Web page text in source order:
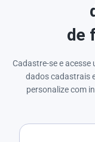
de
Cadastre-se e
dados cadastrais
personalize com